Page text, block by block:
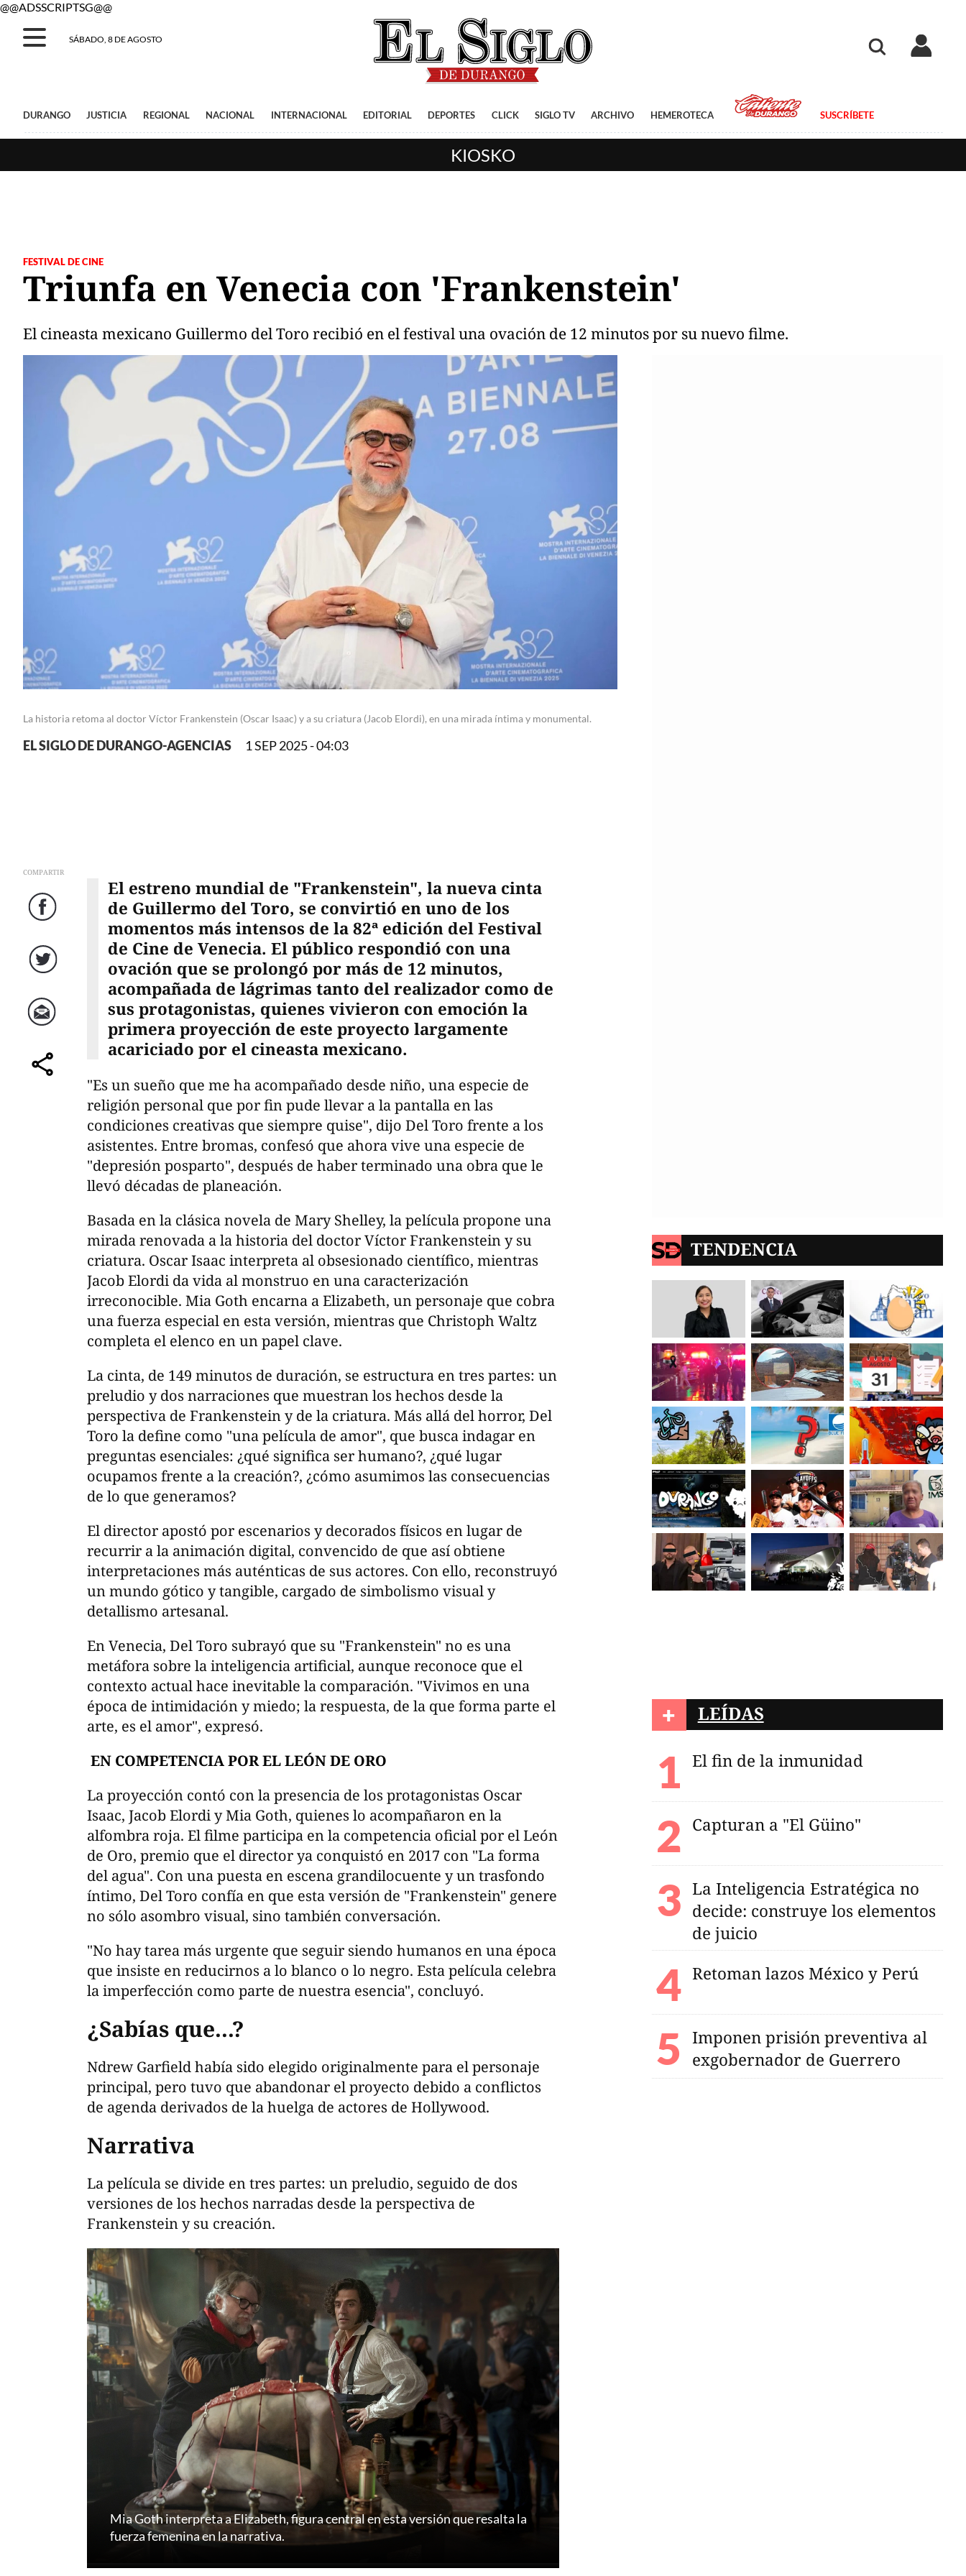
@@ADSSCRIPTSG@@
SÁBADO, 8 DE AGOSTO
DURANGO JUSTICIA REGIONAL NACIONAL INTERNACIONAL EDITORIAL DEPORTES CLICK SIGLO TV ARCHIVO HEMEROTECA SUSCRÍBETE
KIOSKO
FESTIVAL DE CINE
Triunfa en Venecia con 'Frankenstein'
El cineasta mexicano Guillermo del Toro recibió en el festival una ovación de 12 minutos por su nuevo filme.
La historia retoma al doctor Víctor Frankenstein (Oscar Isaac) y a su criatura (Jacob Elordi), en una mirada íntima y monumental.
EL SIGLO DE DURANGO-AGENCIAS 1 SEP 2025 - 04:03
COMPARTIR
Facebook
Twitter
Correo
comparte
El estreno mundial de "Frankenstein", la nueva cinta
de Guillermo del Toro, se convirtió en uno de los
momentos más intensos de la 82ª edición del Festival
de Cine de Venecia. El público respondió con una
ovación que se prolongó por más de 12 minutos,
acompañada de lágrimas tanto del realizador como de
sus protagonistas, quienes vivieron con emoción la
primera proyección de este proyecto largamente
acariciado por el cineasta mexicano.
"Es un sueño que me ha acompañado desde niño, una especie de
religión personal que por fin pude llevar a la pantalla en las
condiciones creativas que siempre quise", dijo Del Toro frente a los
asistentes. Entre bromas, confesó que ahora vive una especie de
"depresión posparto", después de haber terminado una obra que le
llevó décadas de planeación.
Basada en la clásica novela de Mary Shelley, la película propone una
mirada renovada a la historia del doctor Víctor Frankenstein y su
criatura. Oscar Isaac interpreta al obsesionado científico, mientras
Jacob Elordi da vida al monstruo en una caracterización
irreconocible. Mia Goth encarna a Elizabeth, un personaje que cobra
una fuerza especial en esta versión, mientras que Christoph Waltz
completa el elenco en un papel clave.
La cinta, de 149 minutos de duración, se estructura en tres partes: un
preludio y dos narraciones que muestran los hechos desde la
perspectiva de Frankenstein y de la criatura. Más allá del horror, Del
Toro la define como "una película de amor", que busca indagar en
preguntas esenciales: ¿qué significa ser humano?, ¿qué lugar
ocupamos frente a la creación?, ¿cómo asumimos las consecuencias
de lo que generamos?
El director apostó por escenarios y decorados físicos en lugar de
recurrir a la animación digital, convencido de que así obtiene
interpretaciones más auténticas de sus actores. Con ello, reconstruyó
un mundo gótico y tangible, cargado de simbolismo visual y
detallismo artesanal.
En Venecia, Del Toro subrayó que su "Frankenstein" no es una
metáfora sobre la inteligencia artificial, aunque reconoce que el
contexto actual hace inevitable la comparación. "Vivimos en una
época de intimidación y miedo; la respuesta, de la que forma parte el
arte, es el amor", expresó.
EN COMPETENCIA POR EL LEÓN DE ORO
La proyección contó con la presencia de los protagonistas Oscar
Isaac, Jacob Elordi y Mia Goth, quienes lo acompañaron en la
alfombra roja. El filme participa en la competencia oficial por el León
de Oro, premio que el director ya conquistó en 2017 con "La forma
del agua". Con una puesta en escena grandilocuente y un trasfondo
íntimo, Del Toro confía en que esta versión de "Frankenstein" genere
no sólo asombro visual, sino también conversación.
"No hay tarea más urgente que seguir siendo humanos en una época
que insiste en reducirnos a lo blanco o lo negro. Esta película celebra
la imperfección como parte de nuestra esencia", concluyó.
¿Sabías que...?
Ndrew Garfield había sido elegido originalmente para el personaje
principal, pero tuvo que abandonar el proyecto debido a conflictos
de agenda derivados de la huelga de actores de Hollywood.
Narrativa
La película se divide en tres partes: un preludio, seguido de dos
versiones de los hechos narradas desde la perspectiva de
Frankenstein y su creación.
Mia Goth interpreta a Elizabeth, figura central en esta versión que resalta la
fuerza femenina en la narrativa.
TENDENCIA
+ LEÍDAS
El fin de la inmunidad
Capturan a "El Güino"
La Inteligencia Estratégica no
decide: construye los elementos
de juicio
Retoman lazos México y Perú
Imponen prisión preventiva al
exgobernador de Guerrero